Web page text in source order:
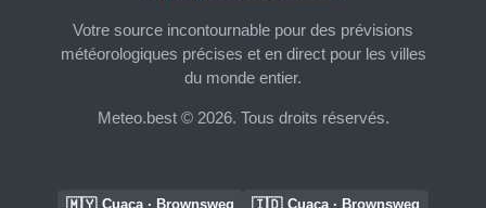
Votre source incontournable pour des prévisions
météorologiques précises et en direct pour les villes
du monde entier.
Meteo.best © 2026. Tous droits réservés.
🇲🇾 Cuaca · Brownsweg 🇮🇩 Cuaca · Brownsweg